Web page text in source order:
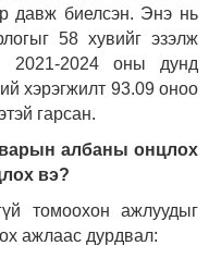
давж биелсэн. Энэ нь
58 хувийг эзэлж
2021-2024 оны дунд
хэрэгжилт 93.09 оноо
гарсан.
албаны онцлох
вэ?
томоохон ажлуудыг
ажлаас дурдвал: